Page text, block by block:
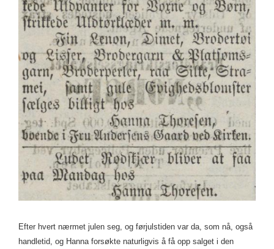
Efter hvert nærmet julen seg, og førjulstiden var da, som nå, også
handletid, og Hanna forsøkte naturligvis å få opp salget i den